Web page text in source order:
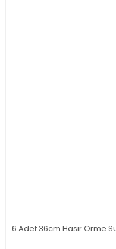
6 Adet 36cm Hasır Örme